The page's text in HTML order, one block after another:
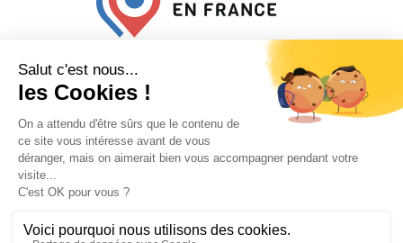
Retrouvez nos idées créatives
sur les réseaux